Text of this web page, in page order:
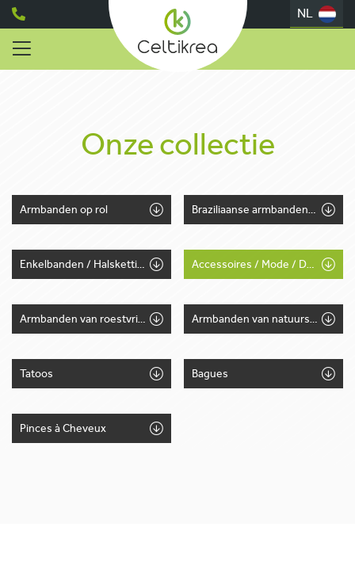
NL
Onze collectie
Armbanden op rol Braziliaanse armbanden / Tekstlintjes
Enkelbanden / Halskettingen Accessoires / Mode / Deco
Armbanden van roestvrij staal Armbanden van natuursteen
Tatoos Bagues
Pinces à Cheveux